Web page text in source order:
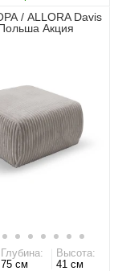
/ ALLORA Davis
Акция
Глубина:
75 см
Высота:
41 см